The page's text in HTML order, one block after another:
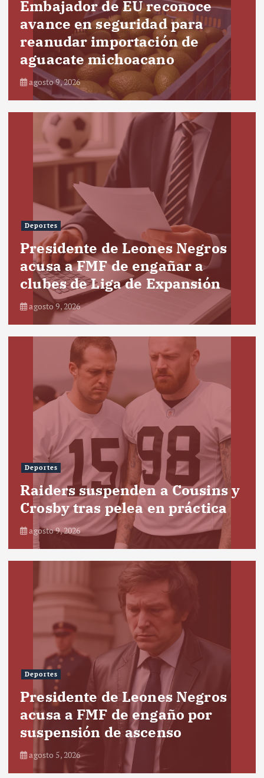
Embajador de EU reconoce
avance en seguridad para
reanudar importación de
aguacate michoacano
agosto 9, 2026
Deportes
Presidente de Leones Negros
acusa a FMF de engañar a
clubes de Liga de Expansión
agosto 9, 2026
Deportes
Raiders suspenden a Cousins y
Crosby tras pelea en práctica
agosto 9, 2026
Deportes
Presidente de Leones Negros
acusa a FMF de engaño por
suspensión de ascenso
agosto 5, 2026